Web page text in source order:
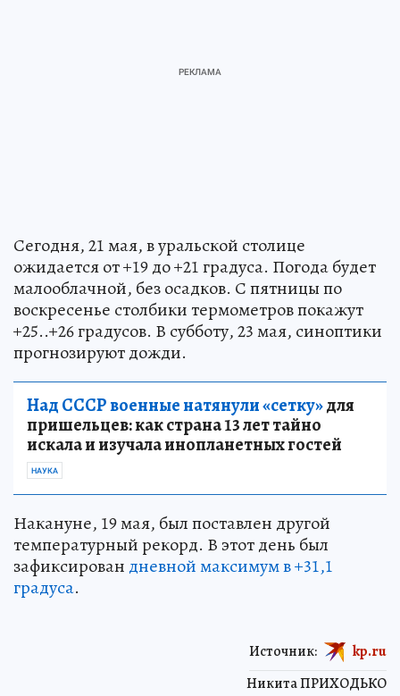
Сегодня, 21 мая, в уральской столице
ожидается от +19 до +21 градуса. Погода будет
малооблачной, без осадков. С пятницы по
воскресенье столбики термометров покажут
+25..+26 градусов. В субботу, 23 мая, синоптики
прогнозируют дожди.
Над СССР военные натянули «сетку»для
пришельцев: как страна 13 лет тайно
искала и изучала инопланетных гостей
НАУКА
Накануне, 19 мая, был поставлен другой
температурный рекорд. В этот день был
зафиксирован дневной максимум в +31,1
градуса.
Никита ПРИХОДЬКО
Источник: kp.ru